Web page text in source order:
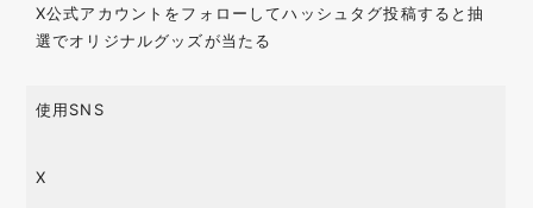
X公式アカウントをフォローしてハッシュタグ投稿すると抽
選でオリジナルグッズが当たる
使用SNS
X